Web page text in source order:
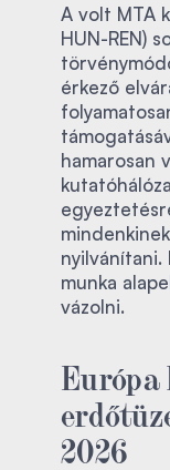
A volt MTA
HUN-REN)
érkező
hamarosan
munka
vázolni.
Európa
2026